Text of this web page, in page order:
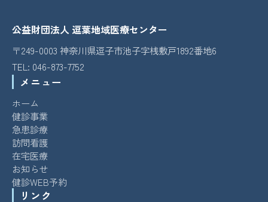
主マネ用 研修受講証明書 申請書←主任介護支援専門員 更新
公益財団法人 逗葉地域医療センター
〒249-0003 神奈川県逗子市池子字桟敷戸1892番地6
TEL: 046-873-7752
メニュー
ホーム
健診事業
急患診療
訪問看護
在宅医療
お知らせ
健診WEB予約
リンク